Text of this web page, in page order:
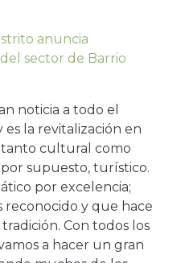
anuncia
sector de Barrio
noticia a todo el
es la revitalización en
tanto cultural como
supuesto, turístico.
por excelencia;
reconocido y que hace
Con todos los
a hacer un gran